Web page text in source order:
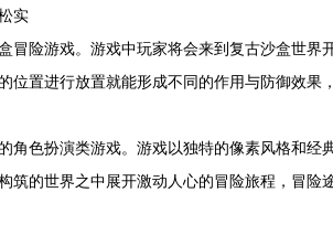
实
险游戏。游戏中玩家将会来到复古沙盒世界
置进行放置就能形成不同的作用与防御效果，
色扮演类游戏。游戏以独特的像素风格和经
筑的世界之中展开激动人心的冒险旅程，冒险